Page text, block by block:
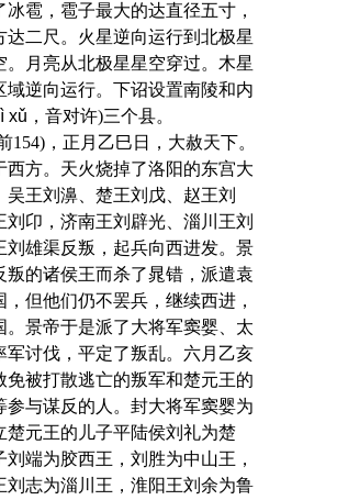
冰雹，雹子最大的达直径五寸，
达二尺。火星逆向运行到北极星
。月亮从北极星星空穿过。木星
域逆向运行。下诏设置南陵和内
xǔ ，音对许)三个县。
，正月乙巳日，大赦天下。
西方。天火烧掉了洛阳的东宫大
吴王刘濞、楚王刘戊、赵王刘
刘卬，济南王刘辟光、淄川王刘
刘雄渠反叛，起兵向西进发。景
叛的诸侯王而杀了晁错，派遣袁
，但他们仍不罢兵，继续西进，
。景帝于是派了大将军窦婴、太
军讨伐，平定了叛乱。六月乙亥
免被打散逃亡的叛军和楚元王的
参与谋反的人。封大将军窦婴为
楚元王的儿子平陆侯刘礼为楚
刘端为胶西王，刘胜为中山王，
刘志为淄川王，淮阳王刘余为鲁